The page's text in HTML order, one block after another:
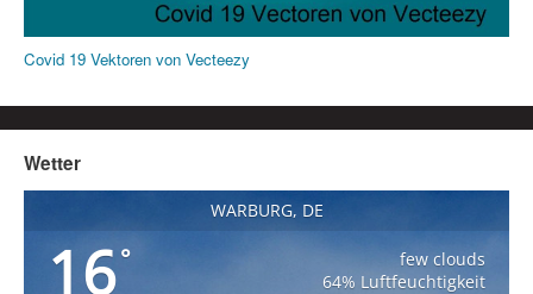
Covid 19 Vektoren von Vecteezy
Wetter
WARBURG, DE
16°
few clouds
64% Luftfeuchtigkeit